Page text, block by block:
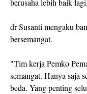
berusaha lebih baik
dr Susanti mengaku
bersemangat.
"Tim kerja Pemko
semangat. Hanya saja
beda. Yang penting